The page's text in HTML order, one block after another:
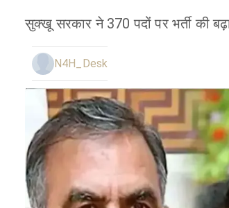
सुक्खू सरकार ने 370 पदों पर भर्ती की
N4H_Desk